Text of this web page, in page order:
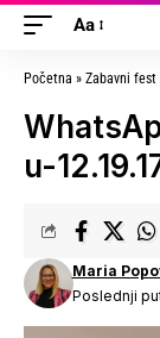
Aa
Početna » Zabavni fest
u-
Poslednji
Maria